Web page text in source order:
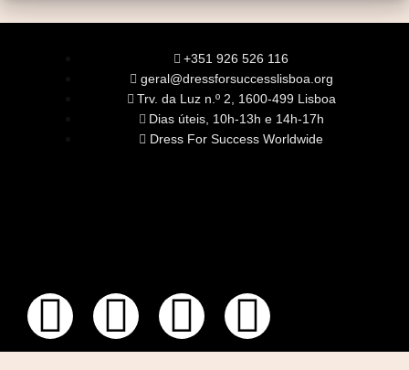
+351 926 526 116
geral@dressforsuccesslisboa.org
Trv. da Luz n.º 2, 1600-499 Lisboa
Dias úteis, 10h-13h e 14h-17h
Dress For Success Worldwide